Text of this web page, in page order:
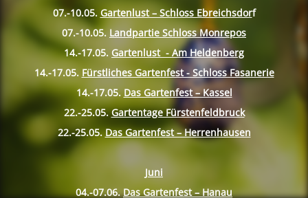
07.-10.05. Gartenlust – Schloss Ebreichsdorf
07.-10.05. Landpartie Schloss Monrepos
14.-17.05. Gartenlust - Am Heldenberg
14.-17.05. Fürstliches Gartenfest - Schloss Fasanerie
14.-17.05. Das Gartenfest – Kassel
22.-25.05. Gartentage Fürstenfeldbruck
22.-25.05. Das Gartenfest – Herrenhausen
Juni
04.-07.06. Das Gartenfest – Hanau